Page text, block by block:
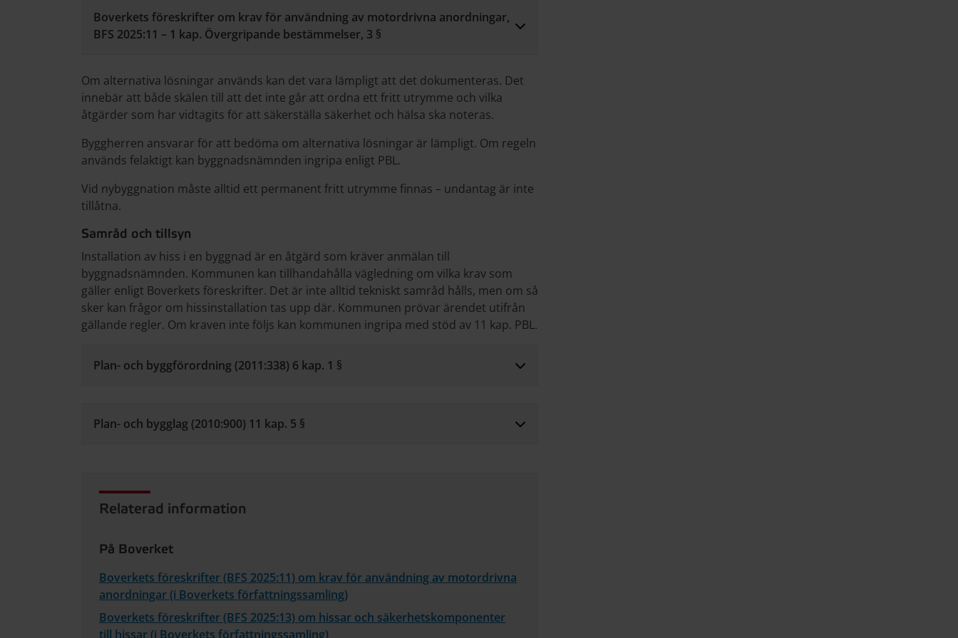
Boverkets föreskrifter om krav för användning av motordrivna anordningar,
BFS 2025:11 – 1 kap. Övergripande bestämmelser, 3 §
Om alternativa lösningar används kan det vara lämpligt att det dokumenteras. Det
innebär att både skälen till att det inte går att ordna ett fritt utrymme och vilka
åtgärder som har vidtagits för att säkerställa säkerhet och hälsa ska noteras.
Byggherren ansvarar för att bedöma om alternativa lösningar är lämpligt. Om regeln
används felaktigt kan byggnadsnämnden ingripa enligt PBL.
Vid nybyggnation måste alltid ett permanent fritt utrymme finnas – undantag är inte
tillåtna.
Samråd och tillsyn
Installation av hiss i en byggnad är en åtgärd som kräver anmälan till
byggnadsnämnden. Kommunen kan tillhandahålla vägledning om vilka krav som
gäller enligt Boverkets föreskrifter. Det är inte alltid tekniskt samråd hålls, men om så
sker kan frågor om hissinstallation tas upp där. Kommunen prövar ärendet utifrån
gällande regler. Om kraven inte följs kan kommunen ingripa med stöd av 11 kap. PBL.
Plan- och byggförordning (2011:338) 6 kap. 1 §
Plan- och bygglag (2010:900) 11 kap. 5 §
Relaterad information
På Boverket
Boverkets föreskrifter (BFS 2025:11) om krav för användning av motordrivna
anordningar (i Boverkets författningssamling)
Boverkets föreskrifter (BFS 2025:13) om hissar och säkerhetskomponenter
till hissar (i Boverkets författningssamling)